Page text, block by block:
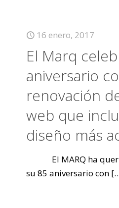
16 enero, 2017
El Marq
aniversario
renovación
web que
diseño más
El MARQ ha
su 85 aniversario con